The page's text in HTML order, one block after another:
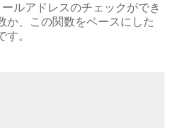
ルアドレスのチェックができ
か、この関数をベースにした
。